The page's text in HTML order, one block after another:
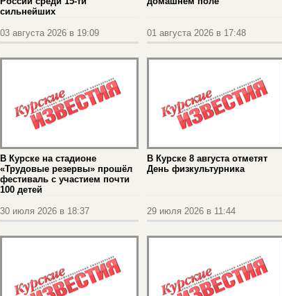
сильнейших
03 августа 2026 в 19:09 01 августа 2026 в 17:48
В Курске на стадионе
«Трудовые резервы» прошёл
фестиваль с участием почти
100 детей
30 июля 2026 в 18:37
В Курске 8 августа отметят
День физкультурника
29 июля 2026 в 11:44